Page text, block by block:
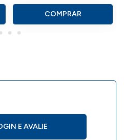
COMPRAR
E AVALIE